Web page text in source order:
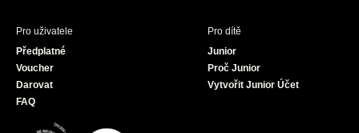
Pro uživatele
Předplatné
Voucher
Darovat
FAQ
Pro dítě
Junior
Proč Junior
Vytvořit Junior Účet